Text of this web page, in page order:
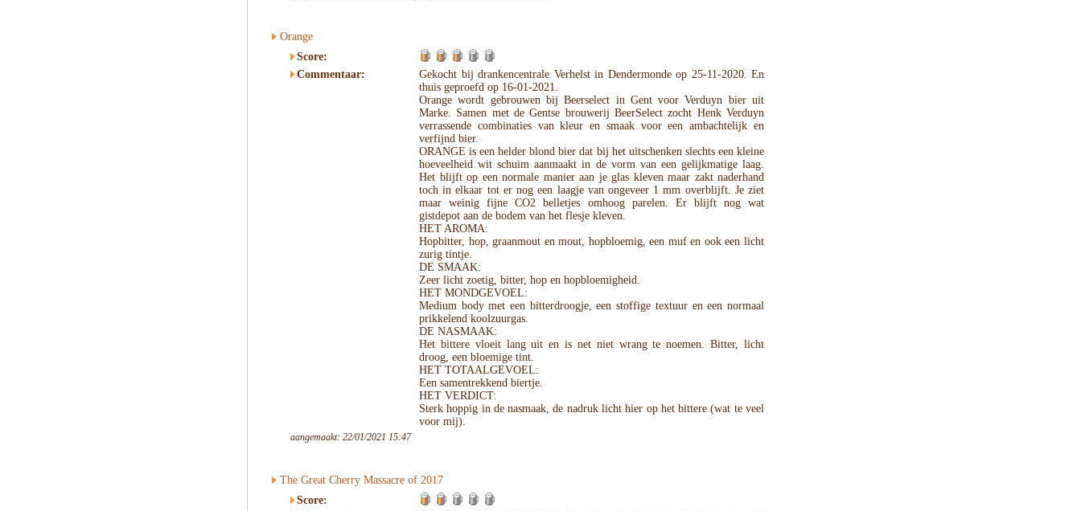
Orange
Score:
Commentaar:
Gekocht bij drankencentrale Verhelst in Dendermonde op 25-11-2020. En
thuis geproefd op 16-01-2021.
Orange wordt gebrouwen bij Beerselect in Gent voor Verduyn bier uit
Marke. Samen met de Gentse brouwerij BeerSelect zocht Henk Verduyn
verrassende combinaties van kleur en smaak voor een ambachtelijk en
verfijnd bier.
ORANGE is een helder blond bier dat bij het uitschenken slechts een kleine
hoeveelheid wit schuim aanmaakt in de vorm van een gelijkmatige laag.
Het blijft op een normale manier aan je glas kleven maar zakt naderhand
toch in elkaar tot er nog een laagje van ongeveer 1 mm overblijft. Je ziet
maar weinig fijne CO2 belletjes omhoog parelen. Er blijft nog wat
gistdepot aan de bodem van het flesje kleven.
HET AROMA:
Hopbitter, hop, graanmout en mout, hopbloemig, een muf en ook een licht
zurig tintje.
DE SMAAK:
Zeer licht zoetig, bitter, hop en hopbloemigheid.
HET MONDGEVOEL:
Medium body met een bitterdroogje, een stoffige textuur en een normaal
prikkelend koolzuurgas.
DE NASMAAK:
Het bittere vloeit lang uit en is net niet wrang te noemen. Bitter, licht
droog, een bloemige tint.
HET TOTAALGEVOEL:
Een samentrekkend biertje.
HET VERDICT:
Sterk hoppig in de nasmaak, de nadruk licht hier op het bittere (wat te veel
voor mij).
aangemaakt: 22/01/2021 15:47
The Great Cherry Massacre of 2017
Score: